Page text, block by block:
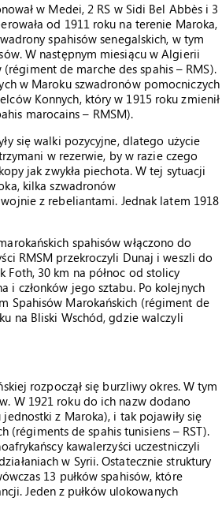
w Medei, 2 RS w Sidi Bel Abbès i 3
od 1911 roku na terenie Maroka,
spahisów senegalskich, w tym
W następnym miesiącu w Algierii
de marche des spahis – RMS).
w Maroku szwadronów pomocniczych
Konnych, który w 1915 roku zmienił
marocains – RMSM).
się walki pozycyjne, dlatego użycie
w rezerwie, by w razie czego
jak zwykła piechota. W tej sytuacji
kilka szwadronów
z rebeliantami. Jednak latem 1918
spahisów włączono do
RMSM przekroczyli Dunaj i weszli do
Foth, 30 km na północ od stolicy
i członków jego sztabu. Po kolejnych
Spahisów Marokańskich (régiment de
na Bliski Wschód, gdzie walczyli
rozpoczął się burzliwy okres. W tym
W 1921 roku do ich nazw dodano
z Maroka), i tak pojawiły się
(régiments de spahis tunisiens – RST).
kawalerzyści uczestniczyli
w Syrii. Ostatecznie struktury
13 pułków spahisów, które
Jeden z pułków ulokowanych